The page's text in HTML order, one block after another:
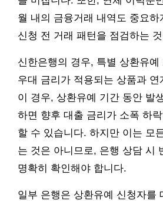
월 내의 금융거래 내역도 중요하
신청 전 거래 패턴을 점검하는
신한은행의 경우, 특별 상환유예
우대 금리가 적용되는 상품과 연
이 경우, 상환유예 기간 동안 발
하면 향후 대출 금리가 소폭 하
할 수 있습니다. 하지만 이는 모
는 것은 아니므로, 은행 상담 시
명확히 확인해야 합니다.
일부 은행은 상환유예 신청자를